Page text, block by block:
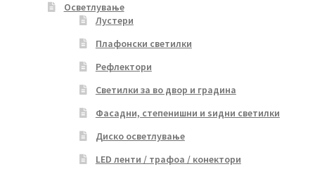
Осветлување
Лустери
Плафонски светилки
Рефлектори
Светилки за во двор и градина
Фасадни, степенишни и ѕидни светилки
Диско осветлување
LED ленти / трафоа / конектори